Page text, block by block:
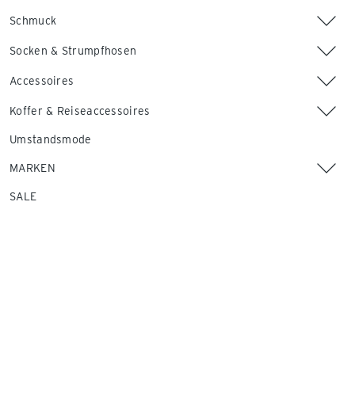
Schmuck
Socken & Strumpfhosen
Accessoires
Koffer & Reiseaccessoires
Umstandsmode
MARKEN
SALE